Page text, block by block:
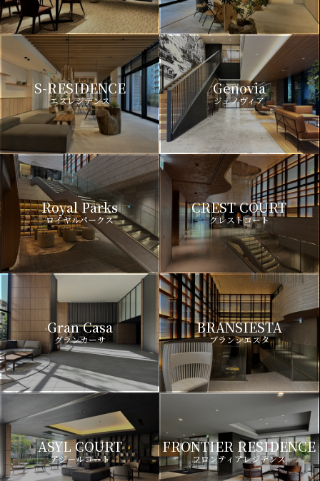
S-RESIDENCE
エスレジデンス
Genovia
ジェノヴィア
Royal Parks
ロイヤルパークス
CREST COURT
クレストコート
Gran Casa
グランカーサ
BRANSIESTA
ブランシエスタ
ASYL COURT
アジールコート
FRONTIER RESIDENCE
フロンティアレジデンス